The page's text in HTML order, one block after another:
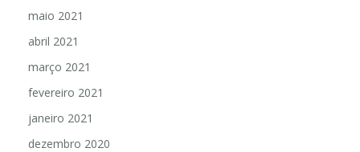
maio 2021
abril 2021
março 2021
fevereiro 2021
janeiro 2021
dezembro 2020